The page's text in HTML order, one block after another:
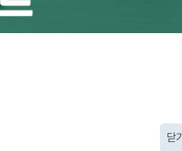
닫기